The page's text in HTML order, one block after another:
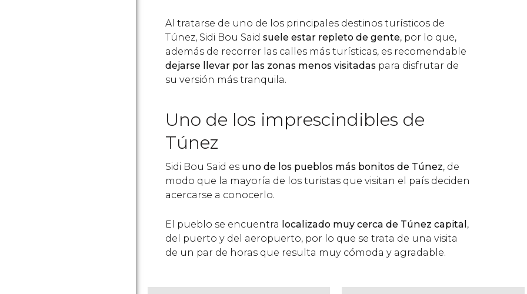
Al tratarse de uno de los principales destinos turísticos de
Túnez, Sidi Bou Said suele estar repleto de gente, por lo que,
además de recorrer las calles más turísticas, es recomendable
dejarse llevar por las zonas menos visitadas para disfrutar de
su versión más tranquila.
Uno de los imprescindibles de
Túnez
Sidi Bou Said es uno de los pueblos más bonitos de Túnez, de
modo que la mayoría de los turistas que visitan el país deciden
acercarse a conocerlo.
El pueblo se encuentra localizado muy cerca de Túnez capital ,
del puerto y del aeropuerto, por lo que se trata de una visita
de un par de horas que resulta muy cómoda y agradable.